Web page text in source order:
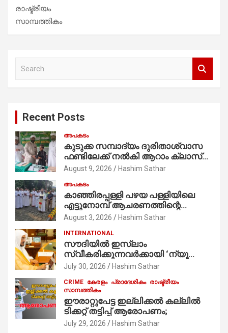
രാഷ്ട്രീയം
സാമ്പത്തികം
Recent Posts
അപകടം
കുടുക്ക സമ്പാദ്യം ദുരിതാശ്വാസ
ഫണ്ടിലേക്ക് നൽകി ആറാം ക്ലാസ്
വിദ്യാർത്ഥി അമാൻ
August 9, 2026 Hashim Sathar
അപകടം
കാഞ്ഞിരപ്പള്ളി പഴയ പള്ളിയിലെ
എട്ടുനോമ്പ് ആചരണത്തിന്റെ
ഭാഗമായുള്ള പന്തലിന്റെ കാൽനാട്ട്
കുര്യൻ താമരശ്ശേരി
നിർവഹിക്കുന്നു.
August 3, 2026 Hashim Sathar
INTERNATIONAL
സൗദിയില്‍ ഇസ്‌ലാം
സ്വീകരിക്കുന്നവര്‍ക്കായി ‘ന്യൂ
മുസ്ലിം’ ഡിജിറ്റല്‍ കാര്‍ഡ് സേവനം
July 30, 2026 Hashim Sathar
CRIME കേരളം പ്രാദേശികം രാഷ്ട്രീയം
സാമ്പത്തികം
ഈരാറ്റുപേട്ട ഇല്ലിക്കൽ കല്ലിൽ
ടിക്കറ്റ് തട്ടിപ്പ് ആരോപണം;
July 29, 2026 Hashim Sathar